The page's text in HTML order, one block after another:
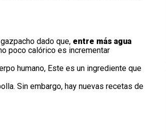
dado que, entre más agua
poco calórico es incrementar
humano, Este es un ingrediente que
Sin embargo, hay nuevas recetas de